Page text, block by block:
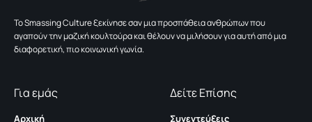
To Smassing Culture ξεκίνησε σαν μια προσπάθεια ανθρώπων που
αγαπούν την μαζική κουλτούρα και θέλουν να μιλήσουν για αυτή από μια
διαφορετική, πιο κοινωνική γωνία.
Για εμάς
Αρχική
Δείτε Επίσης
Συνεντεύξεις